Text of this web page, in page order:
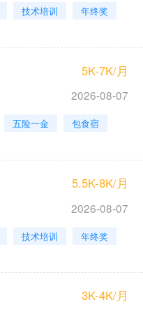
技术培训
年终奖
5K-7K/月
2026-08-07
五险一金
包食宿
5.5K-8K/月
2026-08-07
技术培训
年终奖
3K-4K/月